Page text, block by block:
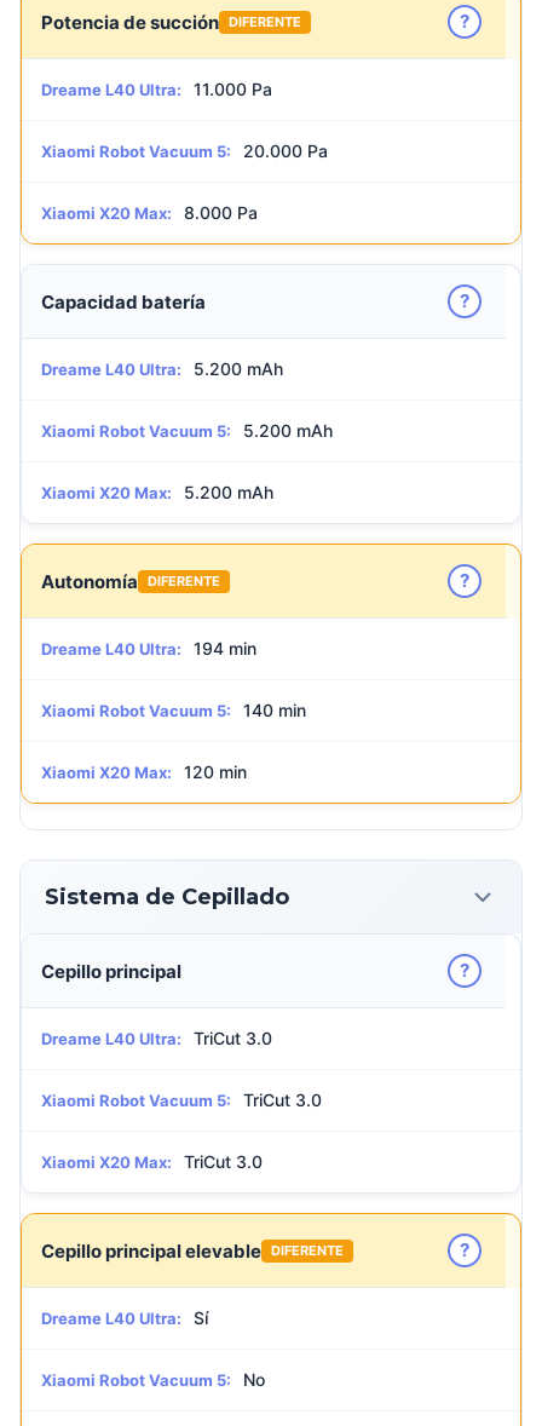
Potencia de succión DIFERENTE ?
Dreame L40 Ultra: 11.000 Pa
Xiaomi Robot Vacuum 5: 20.000 Pa
Xiaomi X20 Max: 8.000 Pa
Capacidad batería ?
Dreame L40 Ultra: 5.200 mAh
Xiaomi Robot Vacuum 5: 5.200 mAh
Xiaomi X20 Max: 5.200 mAh
Autonomía DIFERENTE ?
Dreame L40 Ultra: 194 min
Xiaomi Robot Vacuum 5: 140 min
Xiaomi X20 Max: 120 min
Sistema de Cepillado
Cepillo principal ?
Dreame L40 Ultra: TriCut 3.0
Xiaomi Robot Vacuum 5: TriCut 3.0
Xiaomi X20 Max: TriCut 3.0
Cepillo principal elevable DIFERENTE ?
Dreame L40 Ultra: Sí
Xiaomi Robot Vacuum 5: No